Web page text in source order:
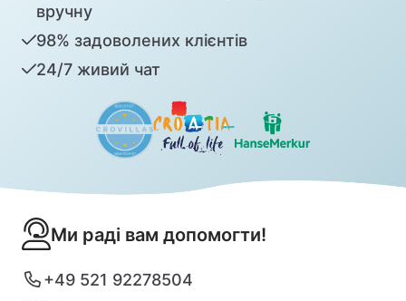
вручну
98% задоволених клієнтів
24/7 живий чат
Ми раді вам допомогти!
+49 521 92278504